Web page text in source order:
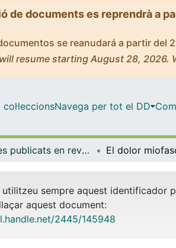
de documents es reprendrà a
se reanudará a partir del
resume starting August 28, 2026.
Navega per tot el DD
Articles publicats en revistes (Odontoestomatologia)
utilitzeu sempre aquest identificador
aquest document:
2445/145948